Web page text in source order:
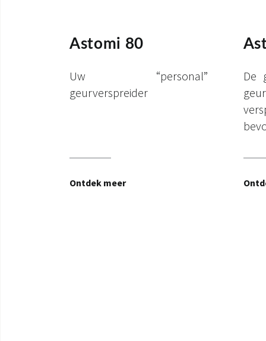
Astomi 80
Uw “personal”
geurverspreider
Ontdek meer
De